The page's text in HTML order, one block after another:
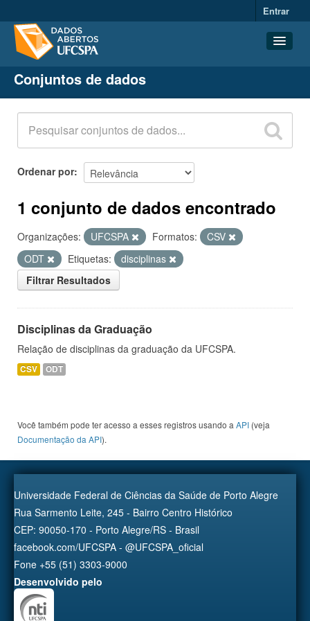
Entrar
Conjuntos de dados
Organizações
Grupos
Sobre
Conjuntos de dados
Ordenar por
1 conjunto de dados encontrado
Organizações: UFCSPA Formatos:
CSV
ODT
Etiquetas:
disciplinas
Filtrar Resultados
Disciplinas da Graduação
Relação de disciplinas da graduação da UFCSPA.
CSV ODT
Você também pode ter acesso a esses registros usando a API (veja
Documentação da API).
Universidade Federal de Ciências da Saúde de Porto Alegre
Rua Sarmento Leite, 245 - Bairro Centro Histórico
CEP: 90050-170 - Porto Alegre/RS - Brasil
facebook.com/UFCSPA - @UFCSPA_oficial
Fone +55 (51) 3303-9000
Desenvolvido pelo